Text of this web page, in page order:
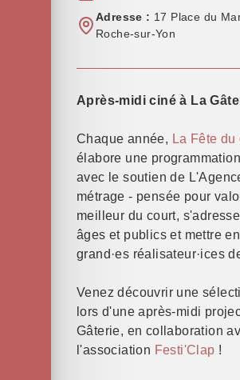
Adresse : 17 Place du
Roche-sur-Yon
Après-midi ciné à La
Chaque année, La Fête
élabore une
avec le soutien de
métrage - pensée pour
meilleur du court,
âges et publics et mettre
grand·es réalisateur·ices
Venez découvrir une
lors d'une après-midi
Gâterie, en collaboration
l'association Festi'Clap !